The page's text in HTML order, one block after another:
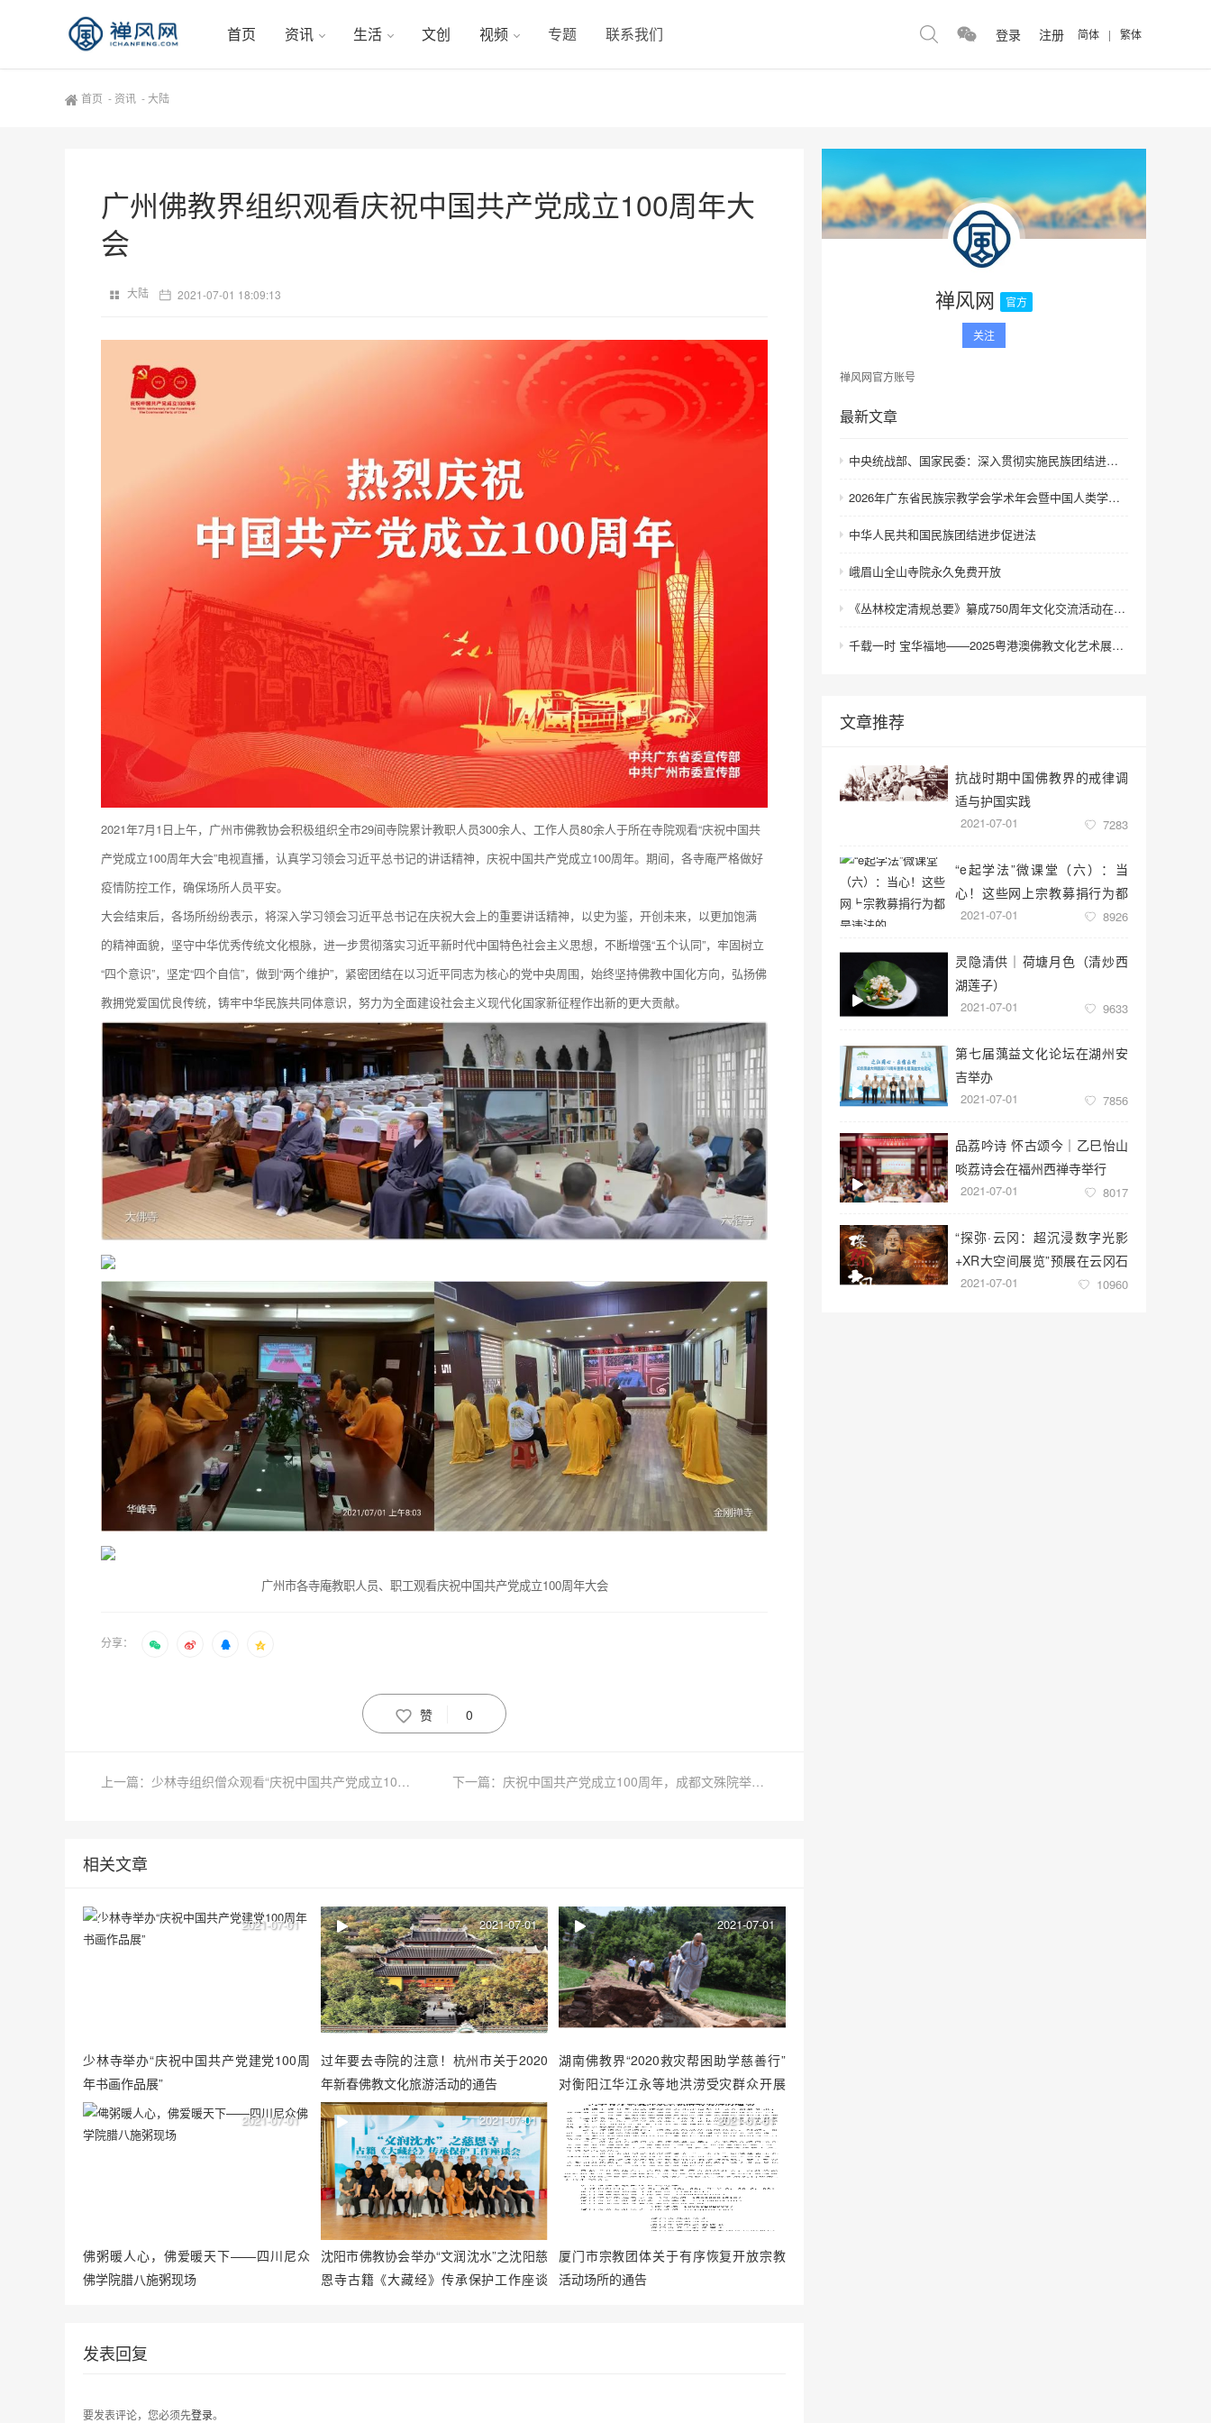
首页 资讯 生活 文创 视频 专题 联系我们 登录 注册 简体 | 繁体
首页 - 资讯 -大陆
广州佛教界组织观看庆祝中国共产党成立100周年大
会
大陆 2021-07-01 18:09:13
2021年7月1日上午，广州市佛教协会积极组织全市29间寺院累计教职人员300余人、工作人员80余人于所在寺院观看“庆祝中国共
产党成立100周年大会”电视直播，认真学习领会习近平总书记的讲话精神，庆祝中国共产党成立100周年。期间，各寺庵严格做好
疫情防控工作，确保场所人员平安。
大会结束后，各场所纷纷表示，将深入学习领会习近平总书记在庆祝大会上的重要讲话精神，以史为鉴，开创未来，以更加饱满
的精神面貌，坚守中华优秀传统文化根脉，进一步贯彻落实习近平新时代中国特色社会主义思想，不断增强“五个认同”，牢固树立
“四个意识”，坚定“四个自信”，做到“两个维护”，紧密团结在以习近平同志为核心的党中央周围，始终坚持佛教中国化方向，弘扬佛
教拥党爱国优良传统，铸牢中华民族共同体意识，努力为全面建设社会主义现代化国家新征程作出新的更大贡献。
广州市各寺庵教职人员、职工观看庆祝中国共产党成立100周年大会
分享：
赞 0
上一篇：少林寺组织僧众观看“庆祝中国共产党成立100周年大会”直播 下一篇：庆祝中国共产党成立100周年，成都文殊院举行升国旗仪式
相关文章
少林寺举办“庆祝中国共产党建党100周
年书画作品展”
2021-07-01
过年要去寺院的注意！杭州市关于2020
年新春佛教文化旅游活动的通告
2021-07-01
湖南佛教界“2020救灾帮困助学慈善行”
对衡阳江华江永等地洪涝受灾群众开展
2021-07-01
佛粥暖人心，佛爱暖天下——四川尼众
佛学院腊八施粥现场
2021-07-01
沈阳市佛教协会举办“文润沈水”之沈阳慈
恩寺古籍《大藏经》传承保护工作座谈
2021-07-01
厦门市宗教团体关于有序恢复开放宗教
活动场所的通告
2021-07-01
发表回复
要发表评论，您必须先登录。
禅风网 官方
关注
禅风网官方账号
最新文章
中央统战部、国家民委：深入贯彻实施民族团结进步促进法 进一步增强中华民族凝聚力向心力
2026年广东省民族宗教学会学术年会暨中国人类学民族学研究会城市民族工作研究专业委员会更名会议在深圳召开
中华人民共和国民族团结进步促进法
峨眉山全山寺院永久免费开放
《丛林校定清规总要》纂成750周年文化交流活动在浙江金华举行
千载一时 宝华福地——2025粤港澳佛教文化艺术展在港澳成功举办
文章推荐
抗战时期中国佛教界的戒律调
适与护国实践
2021-07-01 7283
“e起学法”微课堂（六）：当
心！这些网上宗教募捐行为都
是违法的
2021-07-01 8926
灵隐清供｜​荷塘月色（清炒西
湖莲子）
2021-07-01 9633
第七届蕅益文化论坛在湖州安
吉举办
2021-07-01 7856
品荔吟诗 怀古颂今｜乙巳怡山
啖荔诗会在福州西禅寺举行
2021-07-01 8017
“探弥·云冈：超沉浸数字光影
+XR大空间展览”预展在云冈石
窟云冈美术馆启幕
2021-07-01 10960